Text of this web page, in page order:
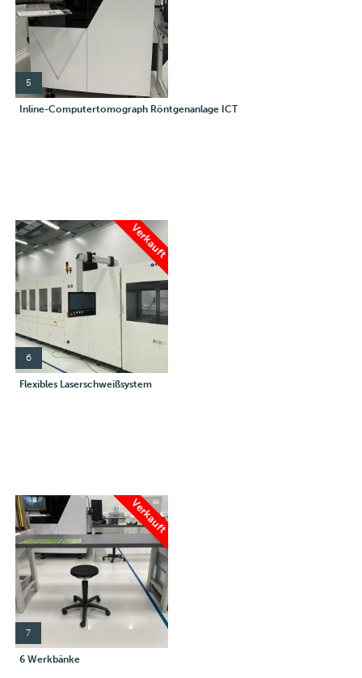
5
Inline-Computertomograph Röntgenanlage ICT
Verkauft
6
Flexibles Laserschweißsystem
Verkauft
7
6 Werkbänke